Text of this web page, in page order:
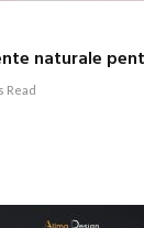
naturale
Read